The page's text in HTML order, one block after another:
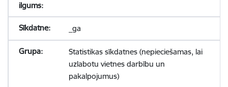
_ga
Statistikas sīkdatnes (nepieciešamas, lai
uzlabotu vietnes darbību un
pakalpojumus)